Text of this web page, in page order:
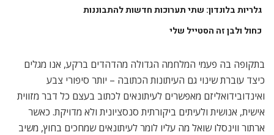
גלריות בלונדון: שתי תערוכות חדשות להתבוננות
כחול ולבן זה הסטייל שלי
בתקופה בה פעמי המלחמה הגדולה מהדהדים ברקע, אנו מגלים
כיצד עוברת שינוי גם העיתונות הכתובה – יותר סיפורי צבע
ואינדובידואליזם מאפשרים לעיתונאים לכתוב בעצם כל דבר מזווית
אישית, אנושית ולעיתים ביקורתית סנסציונית ולא מדויקת. כאשר
ארתור ווינסלו שואל מה עליו לומר לעיתונאים שמחכים בחוץ, משיב